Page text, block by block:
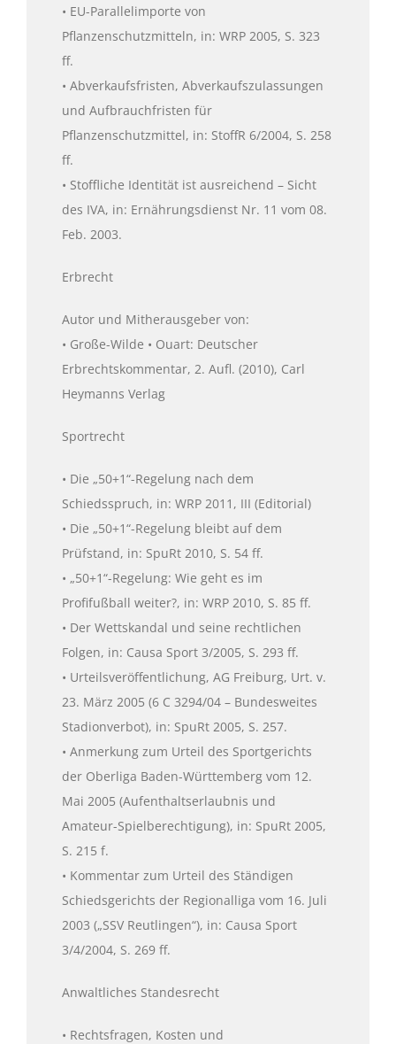
• EU-Parallelimporte von
Pflanzenschutzmitteln, in: WRP 2005, S. 323
ff.
• Abverkaufsfristen, Abverkaufszulassungen
und Aufbrauchfristen für
Pflanzenschutzmittel, in: StoffR 6/2004, S. 258
ff.
• Stoffliche Identität ist ausreichend – Sicht
des IVA, in: Ernährungsdienst Nr. 11 vom 08.
Feb. 2003.
Erbrecht
Autor und Mitherausgeber von:
• Große-Wilde • Ouart: Deutscher
Erbrechtskommentar, 2. Aufl. (2010), Carl
Heymanns Verlag
Sportrecht
• Die „50+1“-Regelung nach dem
Schiedsspruch, in: WRP 2011, III (Editorial)
• Die „50+1“-Regelung bleibt auf dem
Prüfstand, in: SpuRt 2010, S. 54 ff.
• „50+1“-Regelung: Wie geht es im
Profifußball weiter?, in: WRP 2010, S. 85 ff.
• Der Wettskandal und seine rechtlichen
Folgen, in: Causa Sport 3/2005, S. 293 ff.
• Urteilsveröffentlichung, AG Freiburg, Urt. v.
23. März 2005 (6 C 3294/04 – Bundesweites
Stadionverbot), in: SpuRt 2005, S. 257.
• Anmerkung zum Urteil des Sportgerichts
der Oberliga Baden-Württemberg vom 12.
Mai 2005 (Aufenthaltserlaubnis und
Amateur-Spielberechtigung), in: SpuRt 2005,
S. 215 f.
• Kommentar zum Urteil des Ständigen
Schiedsgerichts der Regionalliga vom 16. Juli
2003 („SSV Reutlingen“), in: Causa Sport
3/4/2004, S. 269 ff.
Anwaltliches Standesrecht
• Rechtsfragen, Kosten und